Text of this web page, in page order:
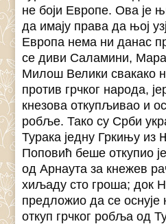
не боји Европе. Ова је
да имају права да њој
Европа нема ни данас
се диви Саламини,
Милош Велики свакако
против грчког народа,
кнезова откупљивао и
робље. Тако су Срби
Турака једну Гркињу
Поповић беше откупио
од Арнаута за кнежев
хиљаду сто гроша; док
предложио да се
откуп грчког робља од